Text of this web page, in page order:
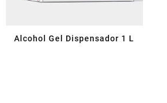
Alcohol Gel Dispensador 1 L